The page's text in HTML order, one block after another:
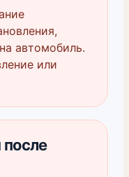
автомобиль.
или
после